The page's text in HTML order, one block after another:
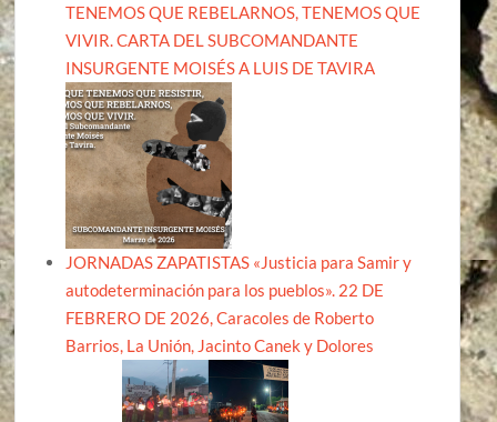
TENEMOS QUE REBELARNOS, TENEMOS QUE
VIVIR. CARTA DEL SUBCOMANDANTE
INSURGENTE MOISÉS A LUIS DE TAVIRA
JORNADAS ZAPATISTAS «Justicia para Samir y
autodeterminación para los pueblos». 22 DE
FEBRERO DE 2026, Caracoles de Roberto
Barrios, La Unión, Jacinto Canek y Dolores